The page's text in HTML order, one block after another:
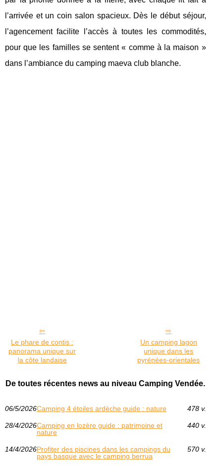
l’arrivée et un coin salon spacieux. Dès le début séjour,
l’agencement facilite l’accès à toutes les commodités,
pour que les familles se sentent « comme à la maison »
dans l’ambiance du camping maeva club blanche.
Le phare de contis :
panorama unique sur
la côte landaise
Un camping lagon
unique dans les
pyrénées-orientales
De toutes récentes news au niveau Camping Vendée.
06/5/2026Camping 4 étoiles ardèche guide : nature 478 v.
28/4/2026Camping en lozère guide : patrimoine et
nature
440 v.
14/4/2026Profiter des piscines dans les campings du
pays basque avec le camping berrua
570 v.